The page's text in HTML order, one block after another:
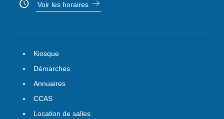
Voir les horaires
Kiosque
Démarches
Annuaires
CCAS
Location de salles